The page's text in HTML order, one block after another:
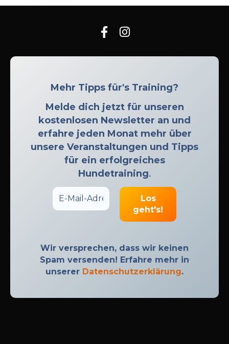
Mehr Tipps für's Training?
Melde dich jetzt für unseren
kostenlosen Newsletter an und
erfahre jeden Monat mehr über
unsere Veranstaltungen und Tipps
für ein erfolgreiches
Hundetraining.
Wir versprechen, dass wir keinen
Spam versenden! Erfahre mehr in
unserer Datenschutzerklärung.